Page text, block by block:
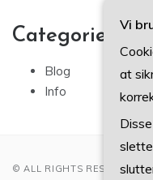
Categories
Blog
Info
© ALL RIGHTS RESERVED
Vi
at